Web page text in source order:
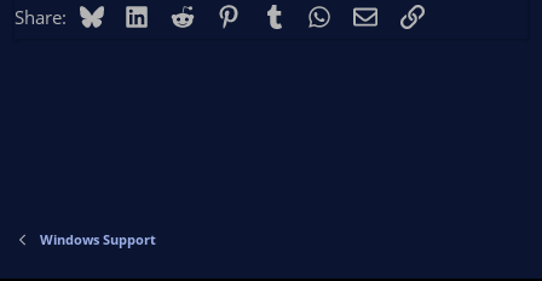
Share: BlueskyLinkedIn
Reddit PinterestTumblr WhatsApp
EmailLink
Windows Support